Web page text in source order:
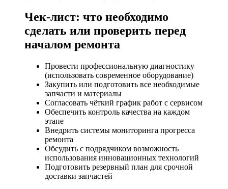
Чек-лист: что необходимо
сделать или проверить перед
началом ремонта
Провести профессиональную диагностику
(использовать современное оборудование)
Закупить или подготовить все необходимые
запчасти и материалы
Согласовать чёткий график работ с сервисом
Обеспечить контроль качества на каждом
этапе
Внедрить системы мониторинга прогресса
ремонта
Обсудить с подрядчиком возможность
использования инновационных технологий
Подготовить резервный план для срочной
доставки запчастей